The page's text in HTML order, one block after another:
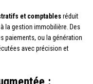
et comptables réduit
la gestion immobilière. Des
paiements, ou la génération
avec précision et